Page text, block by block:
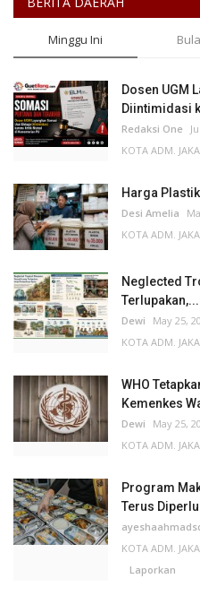
Minggu Ini
Dosen UGM
Diintimidasi
Redaksi One
KOTA ADM.
Harga
Desi Amelia
KOTA ADM.
Neglected
Terlupakan,...
Dewi May 25,
KOTA ADM.
WHO
Kemenkes
Dewi May 25,
KOTA ADM.
Program
Terus
KOTA ADM.
Laporkan